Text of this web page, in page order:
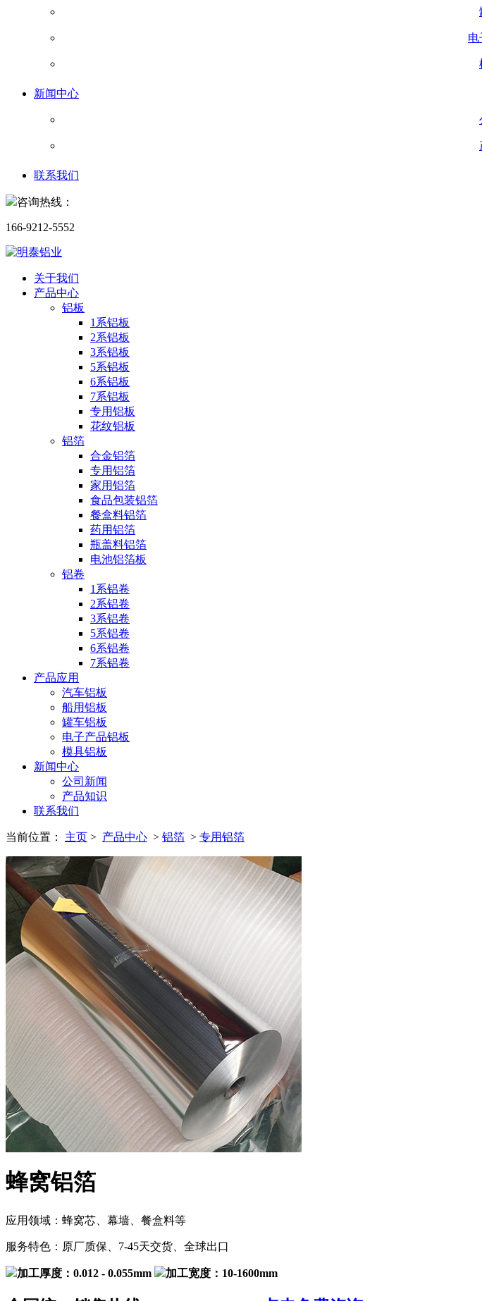
电
新闻中心
联系我们
咨询热线：
166-9212-5552
关于我们
产品中心
铝板
1系铝板
2系铝板
3系铝板
5系铝板
6系铝板
7系铝板
专用铝板
花纹铝板
铝箔
合金铝箔
专用铝箔
家用铝箔
食品包装铝箔
餐盒料铝箔
药用铝箔
瓶盖料铝箔
电池铝箔板
铝卷
1系铝卷
2系铝卷
3系铝卷
5系铝卷
6系铝卷
7系铝卷
产品应用
汽车铝板
船用铝板
罐车铝板
电子产品铝板
模具铝板
新闻中心
公司新闻
产品知识
联系我们
当前位置： 主页 > 产品中心 > 铝箔 > 专用铝箔
蜂窝铝箔
应用领域：蜂窝芯、幕墙、餐盒料等
服务特色：原厂质保、7-45天交货、全球出口
加工厚度：0.012 - 0.055mm 加工宽度：10-1600mm